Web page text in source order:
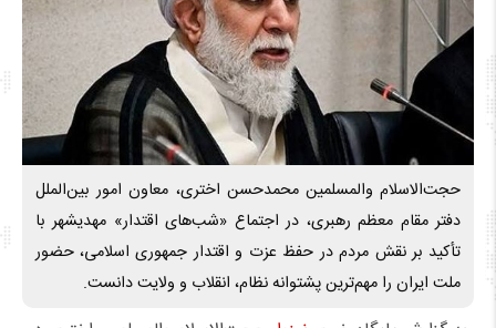
حجت‌الاسلام والمسلمین محمدحسن اختری، معاون امور بین‌الملل
دفتر مقام معظم رهبری، در اجتماع «شب‌های اقتدار» مهدیشهر با
تأکید بر نقش مردم در حفظ عزت و اقتدار جمهوری اسلامی، حضور
ملت ایران را مهم‌ترین پشتوانه نظام، انقلاب و ولایت دانست.